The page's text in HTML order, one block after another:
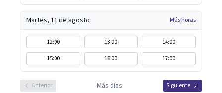
Martes, 11 de agosto Más horas
12:00 13:00
14:00
15:00
16:00 17:00
Anterior Más días Siguiente